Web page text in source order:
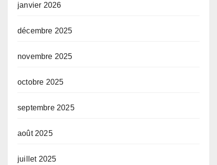
janvier 2026
décembre 2025
novembre 2025
octobre 2025
septembre 2025
août 2025
juillet 2025